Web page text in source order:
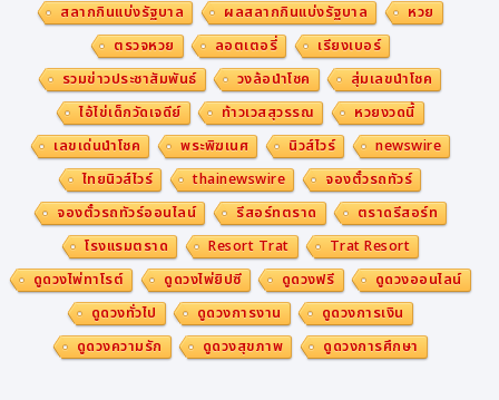
จากยอดเขาสูงที่ปกคลุมด้วยหิมะไปจนถึงทะเลทรายที่ร้อนระอุ
ป่ารกทึบไปจนถึงทุ่งหญ้าสะวันนาโล่งกว้าง นักล่าสัตว์ต้องเผ
ชิญกับความท้าทายที่หลากหลายในการไล่ล่าเหยื่อ ความสามา
รถในการถ่ายภาพความร้อนและแสงที่มองเห็นได้ช่วยให้ถ่ายภ
าพได้ตลอดทั้งวัน ทุกสภาพอากาศ และทุกสภาวะ ความสามา
รถในการปรับตัวที่แข็งแกร่งทำให้ TU1260MS เป็นอุปกรณ์
ที่เหมาะสำหรับการล่าสัตว์ทุกประเภท ไม่ว่าภูมิประเทศจะยากล
ำบากเพียงใดก็ตาม
สัมผัสTU1260MS ที่มาพร้อม ApexVision
เชิญมาทดลองดูว่า ApexVision ยกระดับ TU1260MS สู่ม
สลากกินแบ่งรัฐบาล
ผลสลากกินแบ่งรัฐบาล
หวย
ตรวจหวย
ลอตเตอรี่
เรียงเบอร์
รวมข่าวประชาสัมพันธ์
วงล้อนำโชค
สุ่มเลขนำโชค
ไอ้ไข่เด็กวัดเจดีย์
ท้าวเวสสุวรรณ
หวยงวดนี้
เลขเด่นนำโชค
พระพิฆเนศ นิวส์ไวร์
newswire
ไทยนิวส์ไวร์
thainewswire
จองตั๋วรถทัวร์
จองตั๋วรถทัวร์ออนไลน์
รีสอร์ทตราด
ตราดรีสอร์ท
โรงแรมตราด
Resort Trat
Trat Resort
ดูดวงไพ่ทาโรต์
ดูดวงไพ่ยิปซี ดูดวงฟรี
ดูดวงออนไลน์
ดูดวงทั่วไป
ดูดวงการงาน
ดูดวงการเงิน
ดูดวงความรัก
ดูดวงสุขภาพ ดูดวงการศึกษา